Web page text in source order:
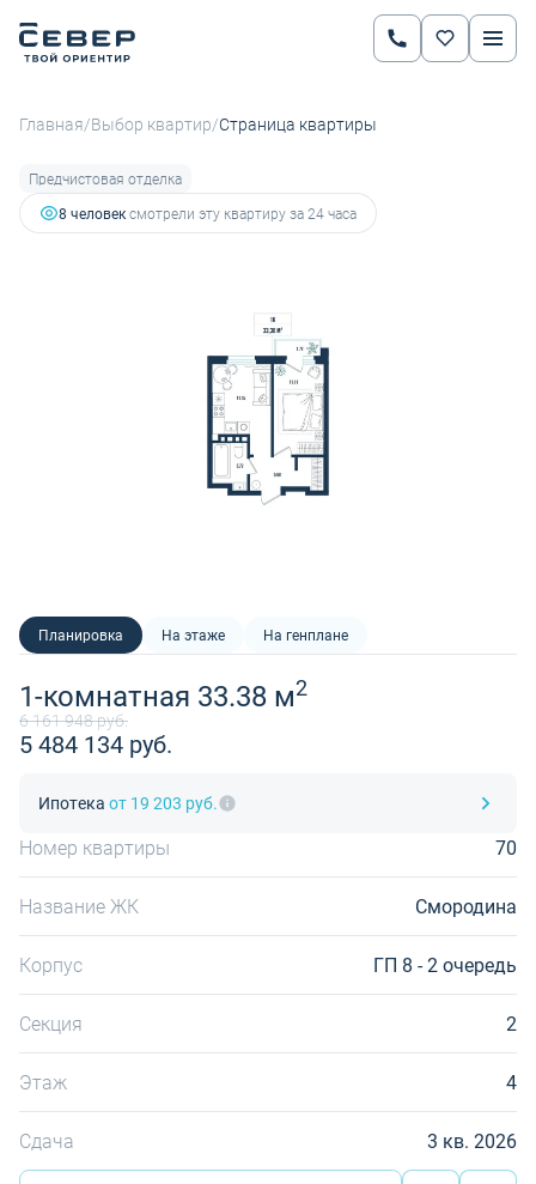
Главная/Выбор квартир/Страница квартиры
Предчистовая отделка
8 человексмотрели эту квартиру за 24 часа
Планировка На этаже На генплане
1-комнатная 33.38 м2
6 161 948 руб.
5 484 134 руб.
Ипотека от 19 203 руб.
Номер квартиры 70
Название ЖК Смородина
Корпус ГП 8 - 2 очередь
Секция 2
Этаж 4
Сдача 3 кв. 2026